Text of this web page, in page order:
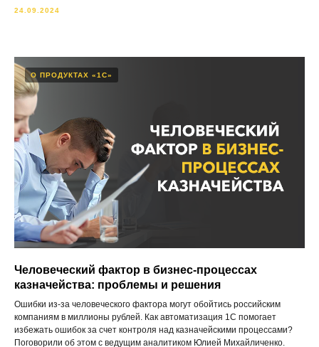
24.09.2024
О ПРОДУКТАХ «1С»
Человеческий фактор в бизнес-процессах
казначейства: проблемы и решения
Ошибки из-за человеческого фактора могут обойтись российским
компаниям в миллионы рублей. Как автоматизация 1С помогает
избежать ошибок за счет контроля над казначейскими процессами?
Поговорили об этом с ведущим аналитиком Юлией Михайличенко.